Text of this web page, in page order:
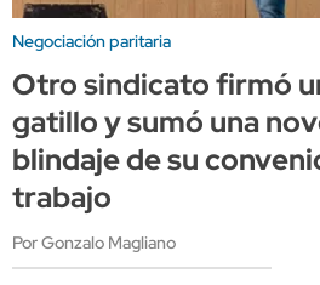
Negociación paritaria
Otro sindicato firmó
gatillo y sumó una
blindaje de su
trabajo
Por Gonzalo Magliano